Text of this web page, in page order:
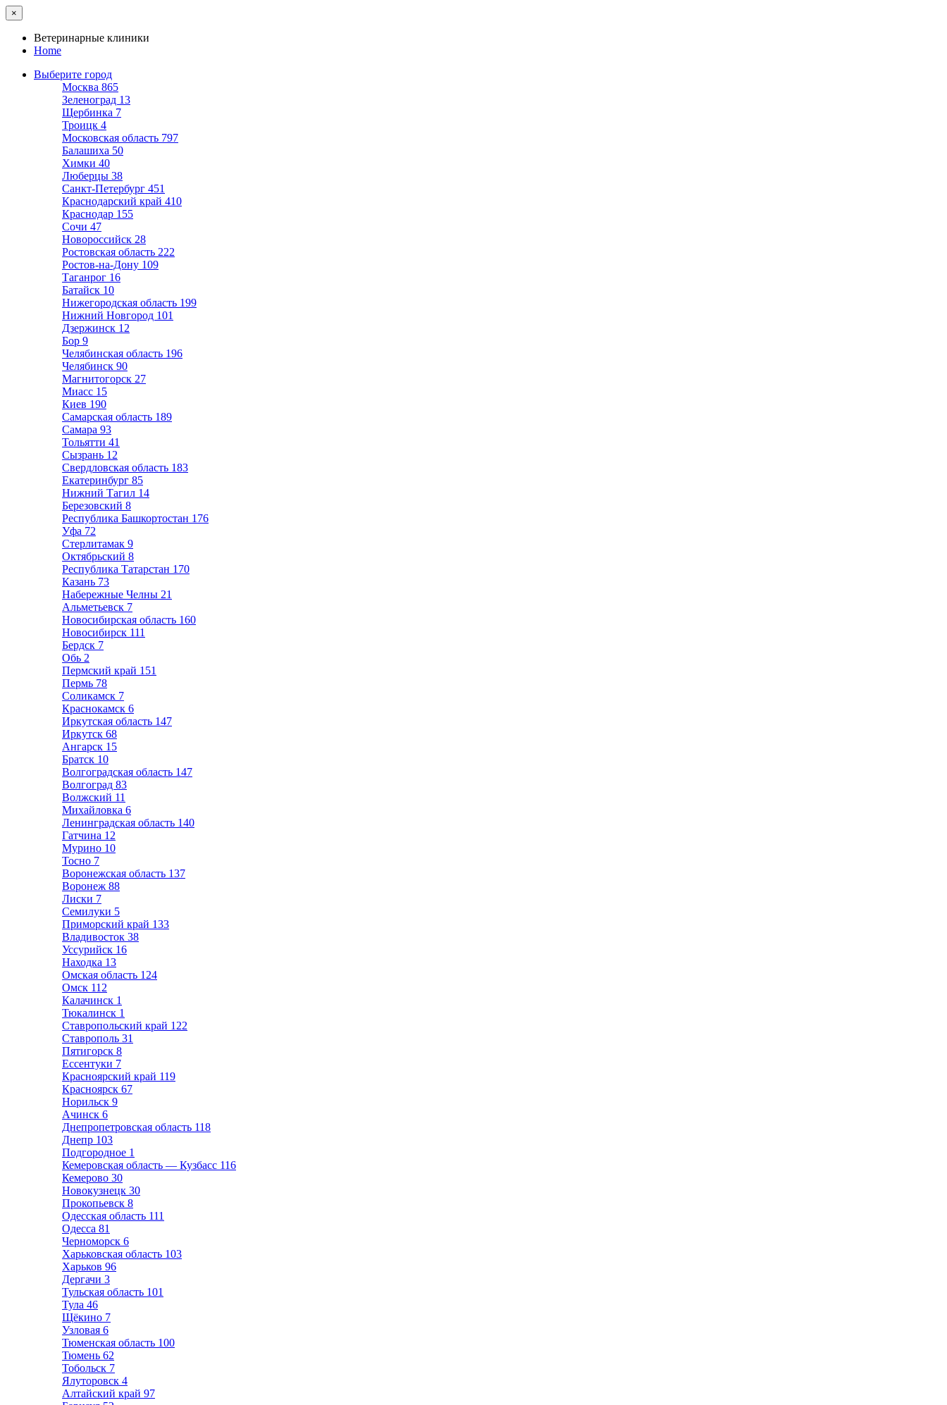
×
Ветеринарные клиники
Home
Выберите город
Москва 865
Зеленоград 13
Щербинка 7
Троицк 4
Московская область 797
Балашиха 50
Химки 40
Люберцы 38
Санкт-Петербург 451
Краснодарский край 410
Краснодар 155
Сочи 47
Новороссийск 28
Ростовская область 222
Ростов-на-Дону 109
Таганрог 16
Батайск 10
Нижегородская область 199
Нижний Новгород 101
Дзержинск 12
Бор 9
Челябинская область 196
Челябинск 90
Магнитогорск 27
Миасс 15
Киев 190
Самарская область 189
Самара 93
Тольятти 41
Сызрань 12
Свердловская область 183
Екатеринбург 85
Нижний Тагил 14
Березовский 8
Республика Башкортостан 176
Уфа 72
Стерлитамак 9
Октябрьский 8
Республика Татарстан 170
Казань 73
Набережные Челны 21
Альметьевск 7
Новосибирская область 160
Новосибирск 111
Бердск 7
Обь 2
Пермский край 151
Пермь 78
Соликамск 7
Краснокамск 6
Иркутская область 147
Иркутск 68
Ангарск 15
Братск 10
Волгоградская область 147
Волгоград 83
Волжский 11
Михайловка 6
Ленинградская область 140
Гатчина 12
Мурино 10
Тосно 7
Воронежская область 137
Воронеж 88
Лиски 7
Семилуки 5
Приморский край 133
Владивосток 38
Уссурийск 16
Находка 13
Омская область 124
Омск 112
Калачинск 1
Тюкалинск 1
Ставропольский край 122
Ставрополь 31
Пятигорск 8
Ессентуки 7
Красноярский край 119
Красноярск 67
Норильск 9
Ачинск 6
Днепропетровская область 118
Днепр 103
Подгородное 1
Кемеровская область — Кузбасс 116
Кемерово 30
Новокузнецк 30
Прокопьевск 8
Одесская область 111
Одесса 81
Черноморск 6
Харьковская область 103
Харьков 96
Дергачи 3
Тульская область 101
Тула 46
Щёкино 7
Узловая 6
Тюменская область 100
Тюмень 62
Тобольск 7
Ялуторовск 4
Алтайский край 97